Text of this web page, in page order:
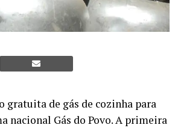
de gás de cozinha para
Gás do Povo. A primeira